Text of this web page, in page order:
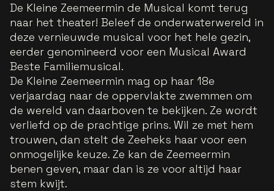
De Kleine Zeemeermin de Musical komt terug
naar het theater! Beleef de onderwaterwereld in
deze vernieuwde musical voor het hele gezin,
eerder genomineerd voor een Musical Award
Beste Familiemusical.
De Kleine Zeemeermin mag op haar 18e
verjaardag naar de oppervlakte zwemmen om
de wereld van daarboven te bekijken. Ze wordt
verliefd op de prachtige prins. Wil ze met hem
trouwen, dan stelt de Zeeheks haar voor een
onmogelijke keuze. Ze kan de Zeemeermin
benen geven, maar dan is ze voor altijd haar
stem kwijt.